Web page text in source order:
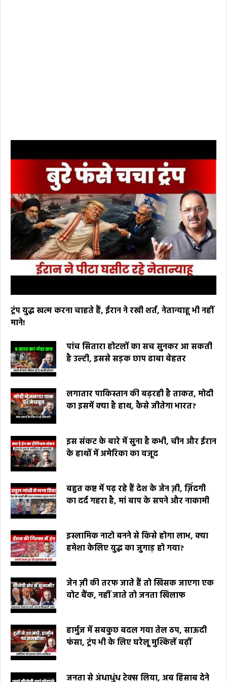
ट्रंप युद्ध खत्म करना चाहते हैं, ईरान ने रखी शर्त, नेतान्याहू भी नहीं
माने!
पांच सितारा होटलों का सच सुनकर आ सकती
है उल्टी, इससे सड़क छाप ढाबा बेहतर
लगातार पाकिस्तान की बढ़रही है ताकत, मोदी
का इसमें क्या है हाथ, कैसे जीतेगा भारत?
इस संकट के बारे में सुना है कभी, चीन और ईरान
के हाथों में अमेरिका का वजूद
बहुत कष्ट में पढ़ रहे हैं देश के जेन ज़ी, ज़िंदगी
का दर्द गहरा है, मां बाप के सपने और नाकामी
इस्लामिक नाटो बनने से किसे होगा लाभ, क्या
हमेशा केलिए युद्ध का जुगाड़ हो गया?
जेन ज़ी की तरफ जाते हैं तो खिसक जाएगा एक
वोट बैंक, नहीं जाते तो जनता खिलाफ
हार्मुज में सबकुछ बदल गया तेल ठप, साऊदी
फंसा, ट्रंप भी के लिए घरेलू मुश्किलें बढ़ीं
जनता से अंधाधुंध टेक्स लिया, अब हिसाब देने